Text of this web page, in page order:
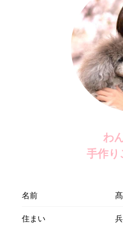
わ
手作り
名前
住まい